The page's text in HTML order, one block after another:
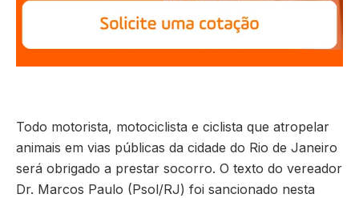
Todo motorista, motociclista e ciclista que atropelar
animais em vias públicas da cidade do Rio de Janeiro
será obrigado a prestar socorro. O texto do vereador
Dr. Marcos Paulo (Psol/RJ) foi sancionado nesta